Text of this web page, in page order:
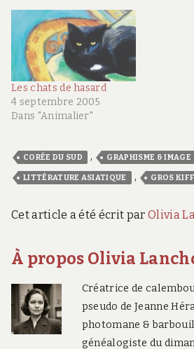
Les chats de hasard
4 septembre 2005
Dans "Animalier"
CORÉE DU SUD , GRAPHISME & IMAGE
LITTÉRATURE ASIATIQUE , GROS KIFF
Cet article a été écrit par Olivia
À propos Olivia
Créatrice de
pseudo de Jeanne
photomane &
généalogiste du